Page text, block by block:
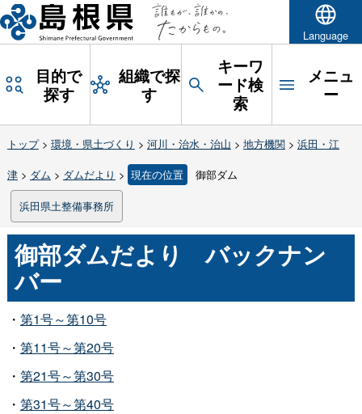
Language
目的で
探す
組織で探
す
キーワ
ード検
索
メニュ
ー
トップ> 環境・県土づくり > 河川・治水・治山 > 地方機関> 浜田・江
津> ダム > ダムだより > 現在の位置 御部ダム
浜田県土整備事務所
御部ダムだよ りバックナン
バー
・ 第1号～第10号
・ 第11号～第20号
・ 第21号～第30号
・ 第31号～第40号